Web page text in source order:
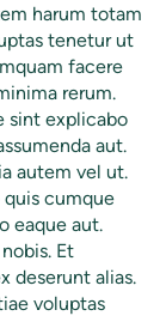
harum totam
tenetur ut
facere
rerum.
sint explicabo
aut.
autem vel ut.
quis cumque
eaque aut.
Et
deserunt alias.
voluptas